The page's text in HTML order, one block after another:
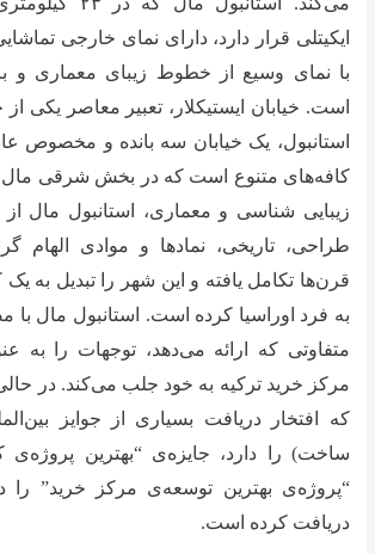
ایکیتلی قرار دارد، دارای نمای خارجی
با نمای وسیع از خطوط زیبای معماری و
است. خیابان ایستیکلار، تعبیر معاصر یکی از
استانبول، یک خیابان سه بانده و مخصوص
کافه‌های متنوع است که در بخش شرقی مال
زیبایی شناسی و معماری، استانبول مال از
طراحی، تاریخی، نمادها و موادی الهام
قرن‌ها تکامل یافته و این شهر را تبدیل به
به فرد اوراسیا کرده است. استانبول مال
متفاوتی که ارائه می‌دهد، توجهات را به
مرکز خرید ترکیه به خود جلب می‌کند. در
که افتخار دریافت بسیاری از جوایز
ساخت) را دارد، جایزه‌ی “بهترین پروژه‌ی
دریافت کرده است.